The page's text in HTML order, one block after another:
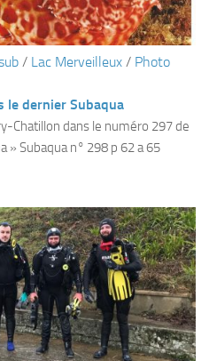
/ Lac Merveilleux / Photo
le dernier Subaqua
Chatillon dans le numéro 297 de
» Subaqua n° 298 p 62 a 65